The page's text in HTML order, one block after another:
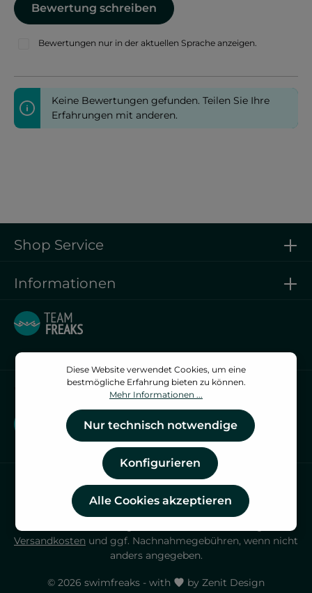
Bewertung schreiben
Bewertungen nur in der aktuellen Sprache anzeigen.
Keine Bewertungen gefunden. Teilen Sie Ihre
Erfahrungen mit anderen.
Vertrag widerrufen
Vertrag widerrufen
Shop Service
Informationen
© 2026 swimfreaks - with byZenit Design
Versandkosten und ggf. Nachnahmegebühren, wenn nicht
anders angegeben.
Diese Website verwendet Cookies, um eine
bestmögliche Erfahrung bieten zu können.
Mehr Informationen ...
Nur technisch notwendige
Konfigurieren
Alle Cookies akzeptieren